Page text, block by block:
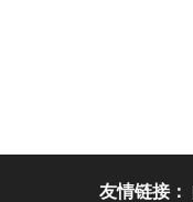
友情链接：